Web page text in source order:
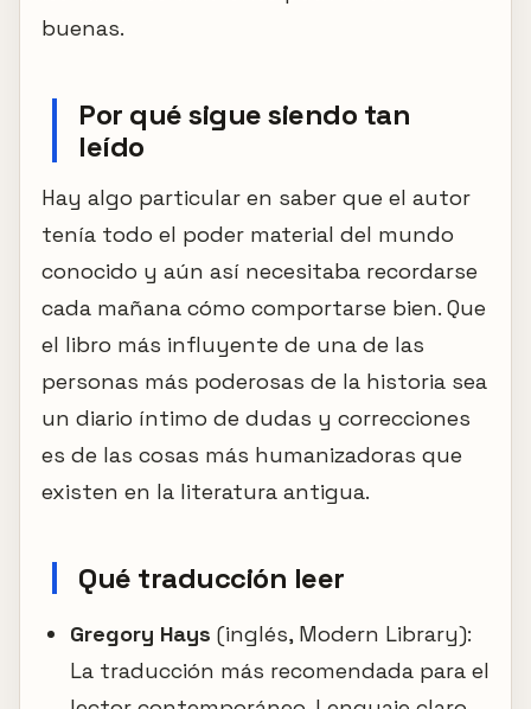
buenas.
Por qué sigue siendo tan
leído
Hay algo particular en saber que el autor
tenía todo el poder material del mundo
conocido y aún así necesitaba recordarse
cada mañana cómo comportarse bien. Que
el libro más influyente de una de las
personas más poderosas de la historia sea
un diario íntimo de dudas y correcciones
es de las cosas más humanizadoras que
existen en la literatura antigua.
Qué traducción leer
Gregory Hays (inglés, Modern Library):
La traducción más recomendada para el